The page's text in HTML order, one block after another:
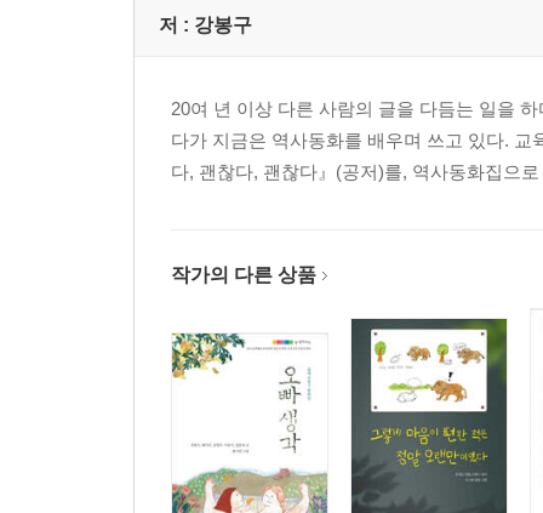
한 땀 한 땀 수놓은 길을 걷다 『괴불주머니』 | 최
일제강점기
그날의 진실을 제대로 알고 있을까? 『제암리를
일제강점의 어둠 속에서도 K-POP은 『나는 조선
진심으로 나아간 조선 소녀 강단 『꿈을 파는 달빛
기억과 약속, 그런 아름다운 것들 『백년을 건너온
피부색이 달라도, 한국말을 못 해도 『에네껜 아이
내 안의 나를 꺼내며 『검정 치마 마트료시카』 |
희망의 역으로 달리는 열차 『503호 열차』| 박지숙
왜 나는 마사코를 기억하는가? 『마사코의 질문』
저 : 강봉구
20여 년 이상 다른 사람의 글을 다듬는 일을
다가 지금은 역사동화를 배우며 쓰고 있다.
다, 괜찮다, 괜찮다』(공저)를, 역사동화집으
작가의 다른 상품